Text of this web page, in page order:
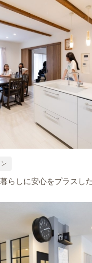
らしに安心をプラスし